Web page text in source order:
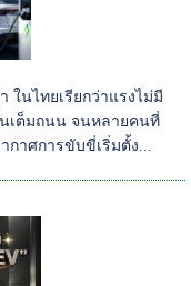
นไทยเรียกว่าแรงไม่มี
นเต็มถนน จนหลายคนที่
กาศการขับขี่เริ่มตั้ง...